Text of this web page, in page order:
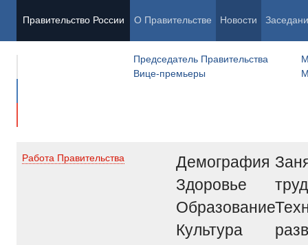
Правительство России О Правительстве Новости
Председатель Правительства
Вице-премьеры
Работа Правительства
Демография
Здоровье
Образование
Культура
труд